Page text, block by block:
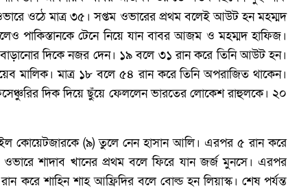
ওঠে মাত্র ৩৫। সপ্তম ওভারের প্রথম বলেই আউট হন মহম্মদ
পাকিস্তানকে টেনে নিয়ে যান বাবর আজম ও মহম্মদ হাফিজ।
দিকে নজর দেন। ১৯ বলে ৩১ রান করে তিনি আউট হন।
মাত্র ১৮ বলে ৫৪ রান করে তিনি অপরাজিত থাকেন।
দিক দিয়ে ছুঁয়ে ফেললেন ভারতের লোকেশ রাহুলকে। ২০
কোয়েটজারকে (৯) তুলে নেন হাসান আলি। এরপর ৫ রান করে
শাদাব খানের প্রথম বলে ফিরে যান জর্জ মুনসে। এরপর
করে শাহিন শাহ আফ্রিদির বলে বোল্ড হন লিয়াস্ক। শেষ পর্যন্ত